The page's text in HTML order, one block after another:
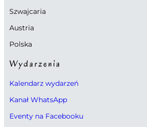
Szwajcaria
Austria
Polska
Wydarzenia
Kalendarz wydarzeń
Kanał WhatsApp
Eventy na Facebooku